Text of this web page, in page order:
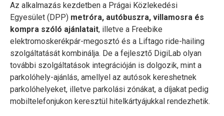
Az alkalmazás kezdetben a Prágai Közlekedési
Egyesület (DPP) metróra, autóbuszra, villamosra és
kompra szóló ajánlatait, illetve a Freebike
elektromoskerékpár-megosztó és a Liftago ride-hailing
szolgáltatását kombinálja. De a fejlesztő DigiLab olyan
további szolgáltatások integrációján is dolgozik, mint a
parkolóhely-ajánlás, amellyel az autósok kereshetnek
parkolóhelyeket, illetve parkolási zónákat, a díjakat pedig
mobiltelefonjukon keresztül hitelkártyájukkal rendezhetik.